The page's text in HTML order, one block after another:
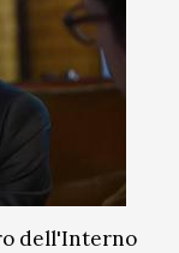
dell'Interno